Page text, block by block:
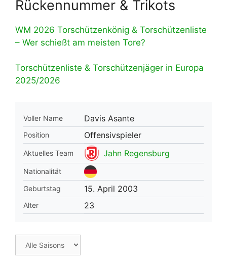
Rückennummer & Trikots
WM 2026 Torschützenkönig & Torschützenliste
– Wer schießt am meisten Tore?
Torschützenliste & Torschützenjäger in Europa
2025/2026
Voller Name Davis Asante
Position Offensivspieler
Aktuelles Team Jahn Regensburg
Nationalität
Geburtstag
15. April 2003
Alter 23